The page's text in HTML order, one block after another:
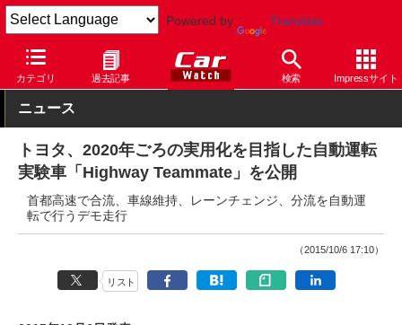
Powered by Translate
カテゴリ 過去記事 検索 Impressサイト
Car Watch 自動車 トヨタ その他
ニュース
トヨタ、2020年ごろの実用化を目指した自動運転
実験車「Highway Teammate」を公開
首都高速で合流、車線維持、レーンチェンジ、分流を自動運
転で行うデモ走行
（2015/10/6 17:10）
リスト